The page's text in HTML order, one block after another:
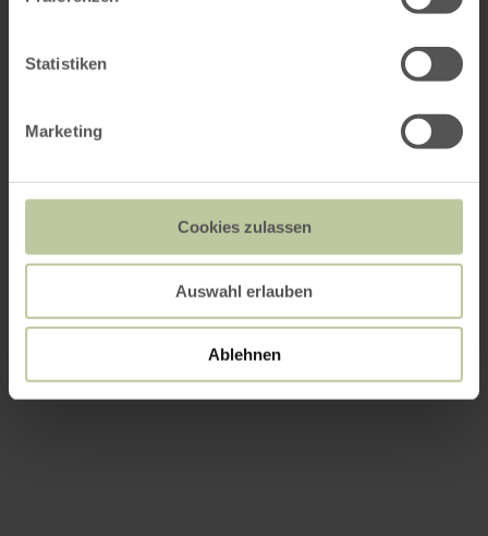
Statistiken
Marketing
Cookies zulassen
Auswahl erlauben
Ablehnen